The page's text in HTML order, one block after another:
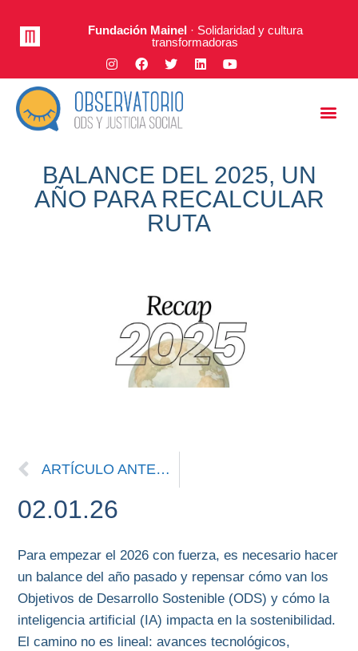
Fundación Mainel· Solidaridad y cultura
transformadoras
BALANCE DEL 2025, UN
AÑO PARA RECALCULAR
RUTA
ARTÍCULO ANTERIOR
02.01.26
Para empezar el 2026 con fuerza, es necesario hacer
un balance del año pasado y repensar cómo van los
Objetivos de Desarrollo Sostenible (ODS) y cómo la
inteligencia artificial (IA) impacta en la sostenibilidad.
El camino no es lineal: avances tecnológicos,